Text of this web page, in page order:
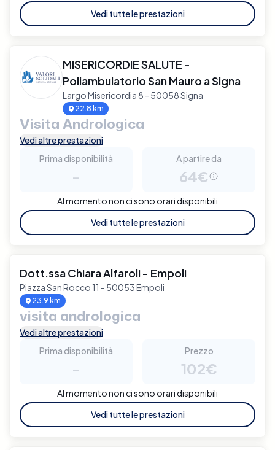
Vedi tutte le prestazioni
MISERICORDIE SALUTE -
Poliambulatorio San Mauro a Signa
Largo Misericordia 8 - 50058 Signa
22.8 km
Visita Andrologica
Vedi altre prestazioni
Prima disponibilità
-
A partire da
64€
Al momento non ci sono orari disponibili
Vedi tutte le prestazioni
Dott.ssa Chiara Alfaroli - Empoli
Piazza San Rocco 11 - 50053 Empoli
23.9 km
visita andrologica
Vedi altre prestazioni
Prima disponibilità
-
Prezzo
102€
Al momento non ci sono orari disponibili
Vedi tutte le prestazioni